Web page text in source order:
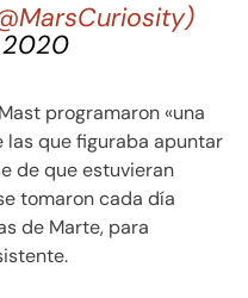
2020
programaron «una
que figuraba apuntar
de que estuvieran
tomaron cada día
de Marte, para